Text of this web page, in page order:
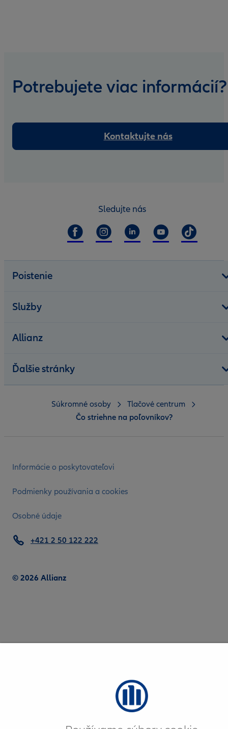
Potrebujete viac informácií?
Kontaktujte nás
Sledujte nás
Poistenie
Služby
Allianz
Ďalšie stránky
Informácie o poskytovateľovi
Podmienky používania a cookies
Osobné údaje
© 2026 Allianz
+421 2 50 122 222
Súkromné osoby
Tlačové centrum
Čo striehne na poľovníkov?